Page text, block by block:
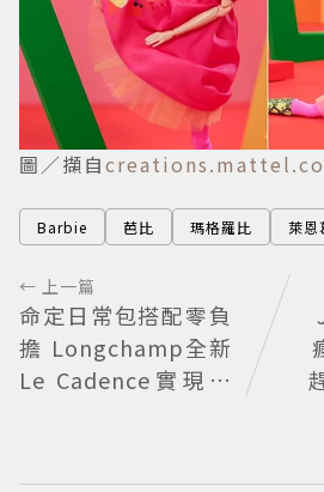
圖／擷自
Barbie 芭比 瑪格羅比 萊恩
← 上一篇
命定日常包搭配零負
擔 Longchamp全新
Le Cadence實現不